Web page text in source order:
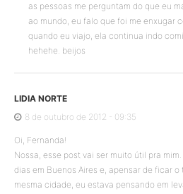
as pessoas me perguntam do que eu
ao mundo, eu falo que foi me enxugar
quando eu viajo, ela continua indo
hehehe. beijos
LIDIA NORTE
8 de outubro de 2012 - 09:35
Oi, Fernanda!
Nossa, esse post vai ser muito útil pra
dias em Buenos Aires e, apensar de ficar
mesma cidade, eu estava pensando em